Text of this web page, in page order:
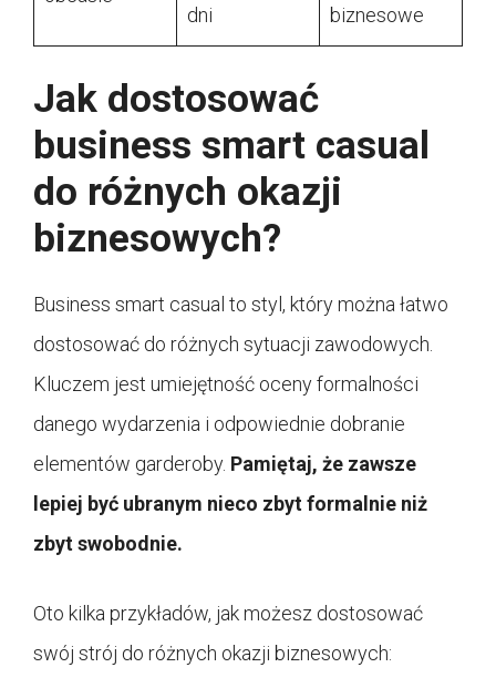
dni
biznesowe
Jak dostosować
business smart casual
do różnych okazji
biznesowych?
Business smart casual to styl, który można łatwo
dostosować do różnych sytuacji zawodowych.
Kluczem jest umiejętność oceny formalności
danego wydarzenia i odpowiednie dobranie
elementów garderoby. Pamiętaj, że zawsze
lepiej być ubranym nieco zbyt formalnie niż
zbyt swobodnie.
Oto kilka przykładów, jak możesz dostosować
swój strój do różnych okazji biznesowych: